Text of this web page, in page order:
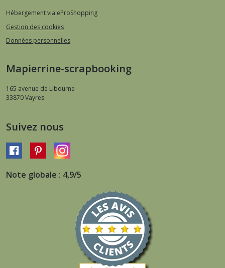
Hébergement via eProShopping
Gestion des cookies
Données personnelles
Mapierrine-scrapbooking
165 avenue de Libourne
33870Vayres
Suivez nous
Note globale : 4,9/5